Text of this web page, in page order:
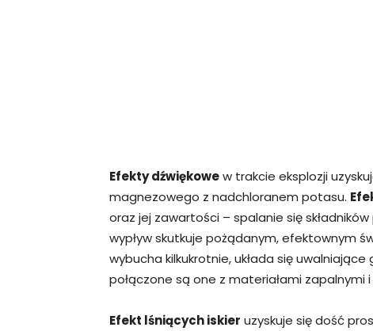
Efekty dźwiękowew trakcie eksplozji
magnezowego z nadchloranem potasu.
oraz jej zawartości – spalanie się
wypływ skutkuje pożądanym, efektownym
wybucha kilkukrotnie, układa się
połączone są one z materiałami zapalnymi
Efekt lśniących iskier uzyskuje się dość